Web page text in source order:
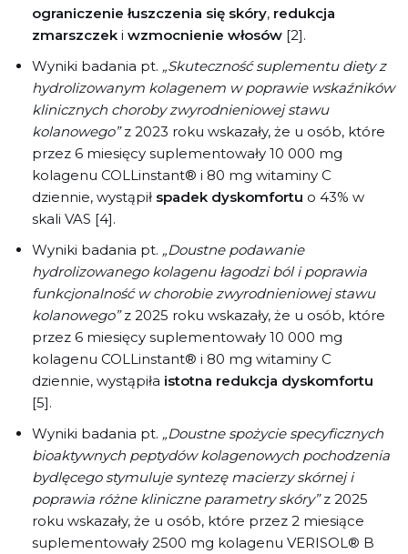
ograniczenie łuszczenia się skóry, redukcja
zmarszczek i wzmocnienie włosów [2].
Wyniki badania pt. „Skuteczność suplementu diety z
hydrolizowanym kolagenem w poprawie wskaźników
klinicznych choroby zwyrodnieniowej stawu
kolanowego”z 2023 roku wskazały, że u osób, które
przez 6 miesięcy suplementowały 10 000 mg
kolagenu COLLinstant® i 80 mg witaminy C
dziennie, wystąpił spadek dyskomfortu o 43% w
skali VAS [4].
Wyniki badania pt. „Doustne podawanie
hydrolizowanego kolagenu łagodzi ból i poprawia
funkcjonalność w chorobie zwyrodnieniowej stawu
kolanowego”z 2025 roku wskazały, że u osób, które
przez 6 miesięcy suplementowały 10 000 mg
kolagenu COLLinstant® i 80 mg witaminy C
dziennie, wystąpiła istotna redukcja dyskomfortu
[5].
Wyniki badania pt. „Doustne spożycie specyficznych
bioaktywnych peptydów kolagenowych pochodzenia
bydlęcego stymuluje syntezę macierzy skórnej i
poprawia różne kliniczne parametry skóry”z 2025
roku wskazały, że u osób, które przez 2 miesiące
suplementowały 2500 mg kolagenu VERISOL® B